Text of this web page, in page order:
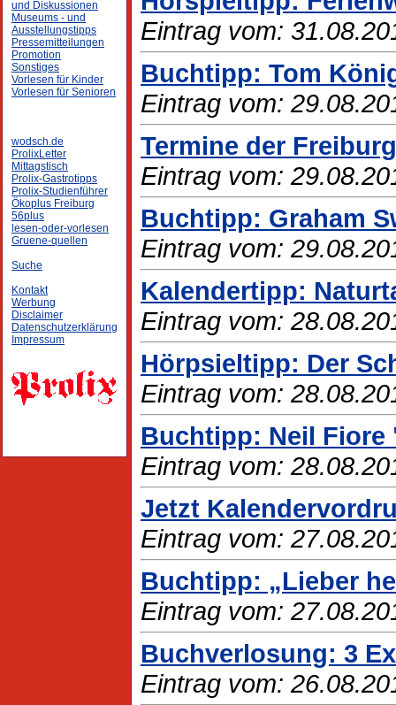
und Diskussionen
Museums - und
Ausstellungstipps
Pressemitteilungen
Promotion
Sonstiges
Vorlesen für Kinder
Vorlesen für Senioren
wodsch.de
ProlixLetter
Mittagstisch
Prolix-Gastrotipps
Prolix-Studienführer
Ökoplus Freiburg
56plus
lesen-oder-vorlesen
Gruene-quellen
Suche
Kontakt
Werbung
Disclaimer
Datenschutzerklärung
Impressum
Eintrag vom:
Buchtipp: Tom
Eintrag vom:
Termine der
Eintrag vom:
Buchtipp: Graham
Eintrag vom:
Kalendertipp:
Eintrag vom:
Hörpsieltipp: Der
Eintrag vom:
Buchtipp: Neil
Eintrag vom:
Jetzt
Eintrag vom:
Buchtipp: „Lieber
Eintrag vom:
Buchverlosung: 3
Eintrag vom: